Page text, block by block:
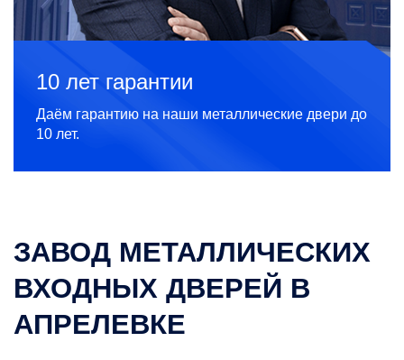
10 лет гарантии
Даём гарантию на наши металлические двери до
10 лет.
ЗАВОД МЕТАЛЛИЧЕСКИХ
ВХОДНЫХ ДВЕРЕЙ В
АПРЕЛЕВКЕ